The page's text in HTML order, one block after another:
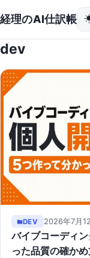
経理のAI仕訳帳
dev
DEV 2026年7月
バイブコーディ
った品質の確か